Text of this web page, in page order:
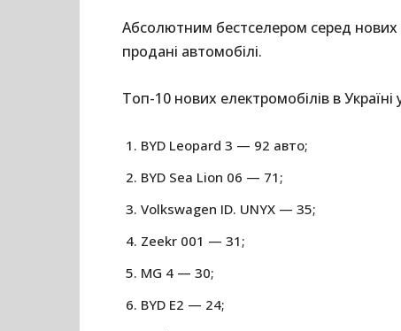
Абсолютним бестселером серед нових
продані автомобілі.
Топ-10 нових електромобілів в Україні
BYD Leopard 3 — 92 авто;
BYD Sea Lion 06 — 71;
Volkswagen ID. UNYX — 35;
Zeekr 001 — 31;
MG 4 — 30;
BYD E2 — 24;